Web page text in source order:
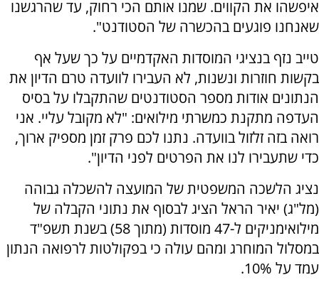
איפשהו את הקווים. שמנו אותם הכי רחוק, עד שהרגשנו
שאנחנו פוגעים בהכשרה של הסטודנט".
טייב נזף בנציגי המוסדות האקדמיים על כך שעל אף
בקשות חוזרות ונשנות, לא העבירו לוועדה טרם הדיון את
הנתונים אודות מספר הסטודנטים שהתקבלו על בסיס
העדפה מתקנת כמשרתי מילואים: "לא מקובל עליי. אני
רואה בזה זלזול בוועדה. נתנו לכם פרק זמן מספיק ארוך,
כדי שתעבירו לנו את הפרטים לפני הדיון".
נציג הלשכה המשפטית של המועצה להשכלה גבוהה
(מל"ג) יאיר הראל הציג לבסוף את נתוני הקבלה של
מילואימניקים ל-47 מוסדות (מתוך 58) בשנת תשפ"ד
במסלול המוחרג ומהם עולה כי בפקולטות לרפואה הנתון
עמד על 10%.